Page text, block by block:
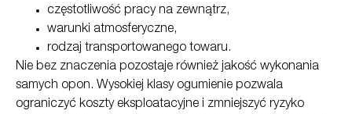
częstotliwość pracy na zewnątrz,
warunki atmosferyczne,
rodzaj transportowanego towaru.
Nie bez znaczenia pozostaje również jakość wykonania
samych opon. Wysokiej klasy ogumienie pozwala
ograniczyć koszty eksploatacyjne i zmniejszyć ryzyko